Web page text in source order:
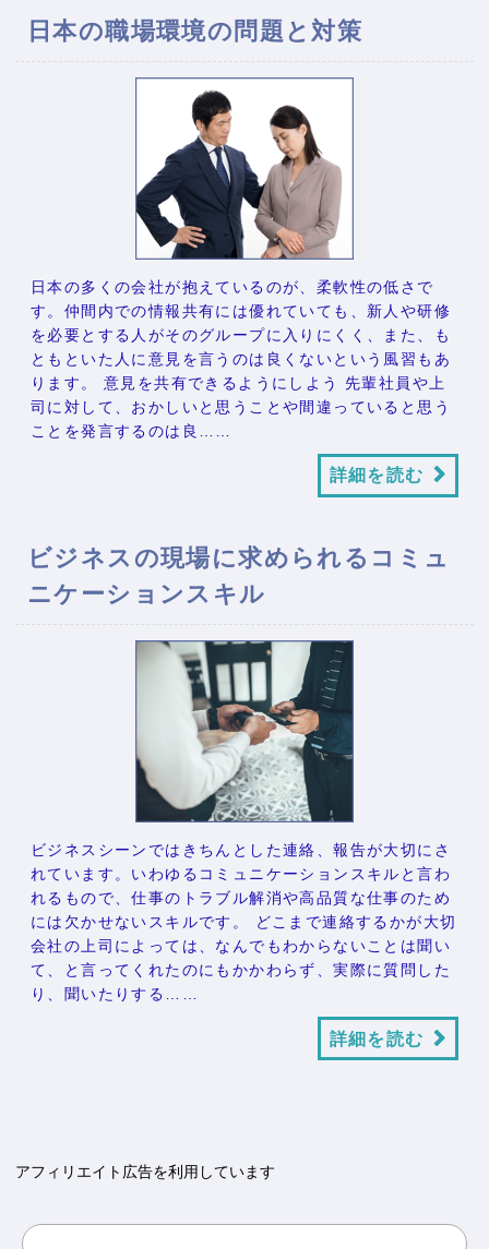
日本の職場環境の問題と対策
日本の多くの会社が抱えているのが、柔軟性の低さで
す。仲間内での情報共有には優れていても、新人や研修
を必要とする人がそのグループに入りにくく、また、も
ともといた人に意見を言うのは良くないという風習もあ
ります。 意見を共有できるようにしよう 先輩社員や上
司に対して、おかしいと思うことや間違っていると思う
ことを発言するのは良……
詳細を読む
ビジネスの現場に求められるコミュ
ニケーションスキル
ビジネスシーンではきちんとした連絡、報告が大切にさ
れています。いわゆるコミュニケーションスキルと言わ
れるもので、仕事のトラブル解消や高品質な仕事のため
には欠かせないスキルです。 どこまで連絡するかが大切
会社の上司によっては、なんでもわからないことは聞い
て、と言ってくれたのにもかかわらず、実際に質問した
り、聞いたりする……
詳細を読む
アフィリエイト広告を利用しています